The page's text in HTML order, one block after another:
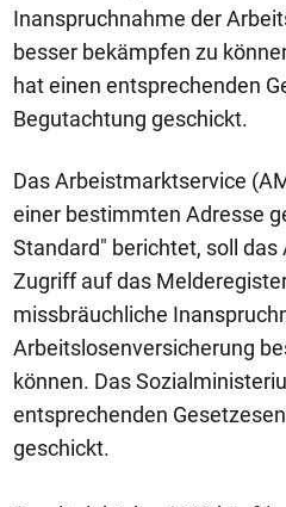
Inanspruchnahme der
besser bekämpfen zu
hat einen entsprechenden
Begutachtung geschickt.
Das Arbeistmarktservice
einer bestimmten Adresse
Standard" berichtet, soll
Zugriff auf das
missbräuchliche
Arbeitslosenversicherung
können. Das
entsprechenden
geschickt.